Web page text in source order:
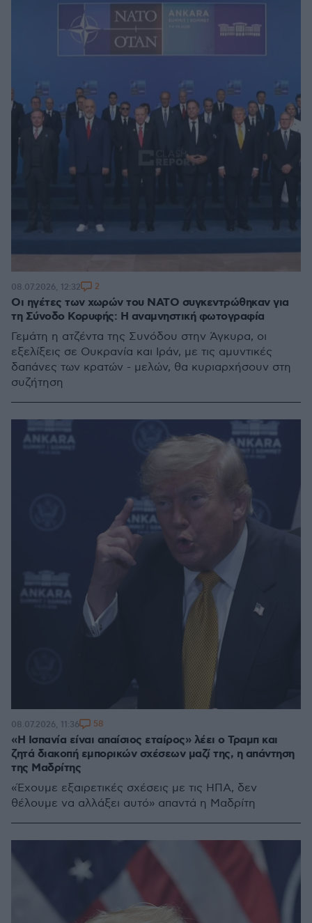
Οι ηγέτες των χωρών του ΝΑΤΟ συγκεντρώθηκαν για
τη Σύνοδο Κορυφής: Η αναμνηστική φωτογραφία
Γεμάτη η ατζέντα της Συνόδου στην Άγκυρα, οι
εξελίξεις σε Ουκρανία και Ιράν, με τις αμυντικές
δαπάνες των κρατών - μελών, θα κυριαρχήσουν στη
συζήτηση
08.07.2026, 12:32 2
«Η Ισπανία είναι απαίσιος εταίρος» λέει ο Τραμπ και
ζητά διακοπή εμπορικών σχέσεων μαζί της, η απάντηση
της Μαδρίτης
«Έχουμε εξαιρετικές σχέσεις με τις ΗΠΑ, δεν
θέλουμε να αλλάξει αυτό» απαντά η Μαδρίτη
08.07.2026, 11:36 58